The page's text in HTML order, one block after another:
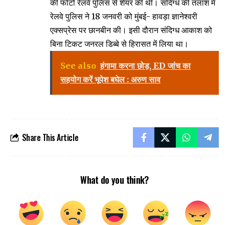
की फोटो रेलवे पुलिस से शेयर की थी। संदिग्ध की तलाश में
रेलवे पुलिस ने 18 जनवरी को मुंबई- हावड़ा ज्ञानेश्वरी
एक्सप्रेस पर छानबीन की। इसी दौरान संदिग्ध आकाश को
बिना टिकट जनरल डिब्बे से हिरासत में लिया था।
See also हंगामा करना छोड़, ED जांच का
सहयोग करें भूपेश बघेल : अरुण साव
Share This Article
What do you think?